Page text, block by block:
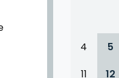
4
5
11
12